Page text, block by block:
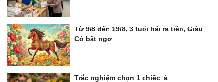
Từ 9/8 đến 19/8, 3 tuổi hái ra tiền, Giàu
Có bất ngờ
Trắc nghiệm chọn 1 chiếc lá